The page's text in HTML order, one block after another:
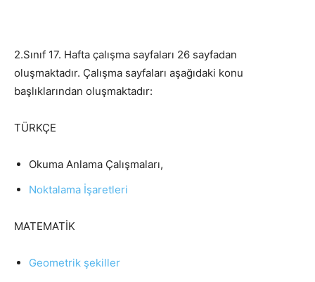
2.Sınıf 17. Hafta çalışma sayfaları 26 sayfadan
oluşmaktadır. Çalışma sayfaları aşağıdaki konu
başlıklarından oluşmaktadır:
TÜRKÇE
Okuma Anlama Çalışmaları,
Noktalama İşaretleri
MATEMATİK
Geometrik şekiller